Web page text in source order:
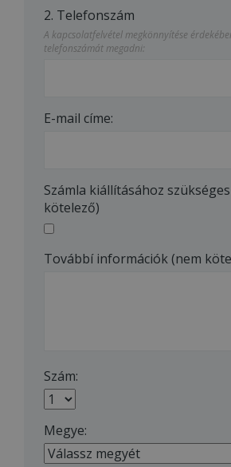
2. Telefonszám
A kapcsolatfelvétel megkönnyítése
telefonszámát megadni:
E-mail címe:
Számla kiállításához
kötelező)
Továbbí információk (nem
Szám:
Megye: